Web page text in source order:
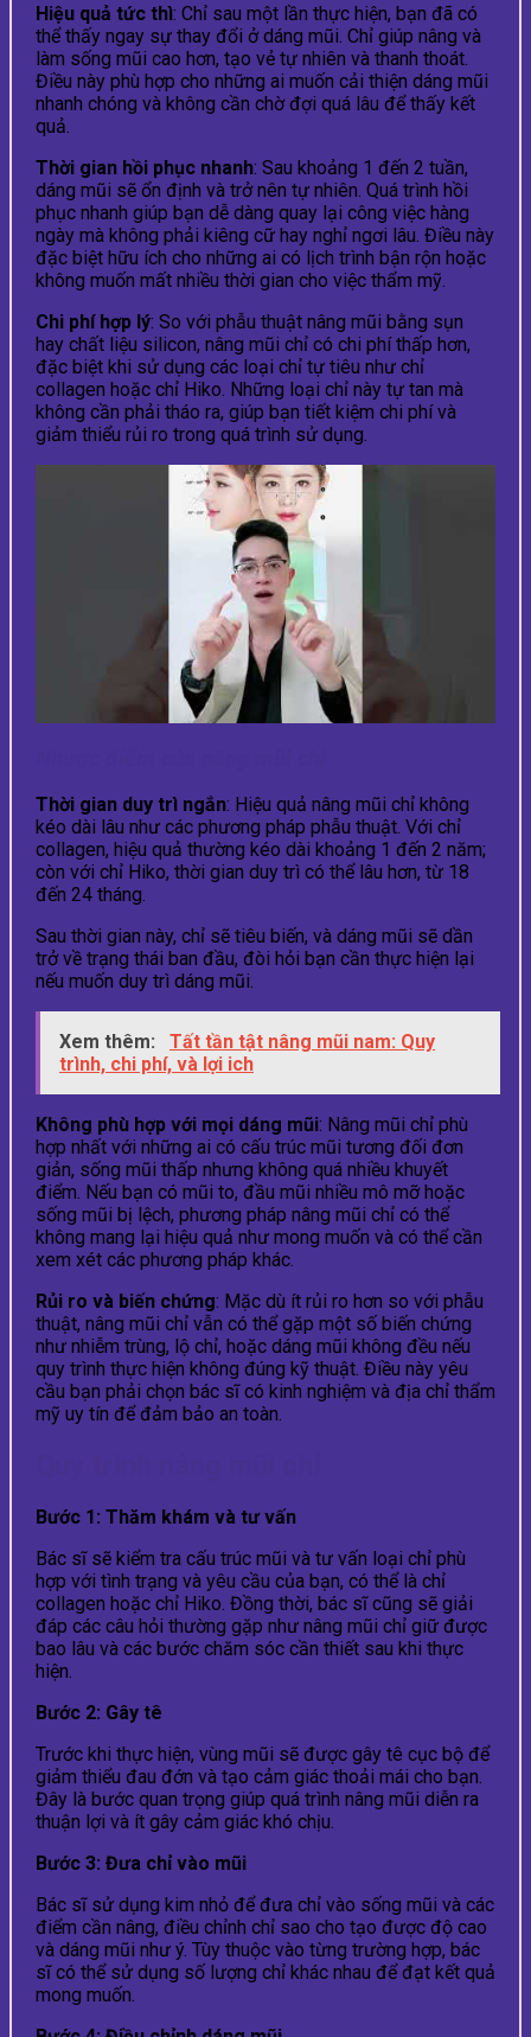
Hiệu quả tức thì: Chỉ sau một lần thực hiện, bạn đã có
thể thấy ngay sự thay đổi ở dáng mũi. Chỉ giúp nâng và
làm sống mũi cao hơn, tạo vẻ tự nhiên và thanh thoát.
Điều này phù hợp cho những ai muốn cải thiện dáng mũi
nhanh chóng và không cần chờ đợi quá lâu để thấy kết
quả.
Thời gian hồi phục nhanh: Sau khoảng 1 đến 2 tuần,
dáng mũi sẽ ổn định và trở nên tự nhiên. Quá trình hồi
phục nhanh giúp bạn dễ dàng quay lại công việc hàng
ngày mà không phải kiêng cữ hay nghỉ ngơi lâu. Điều này
đặc biệt hữu ích cho những ai có lịch trình bận rộn hoặc
không muốn mất nhiều thời gian cho việc thẩm mỹ.
Chi phí hợp lý: So với phẫu thuật nâng mũi bằng sụn
hay chất liệu silicon, nâng mũi chỉ có chi phí thấp hơn,
đặc biệt khi sử dụng các loại chỉ tự tiêu như chỉ
collagen hoặc chỉ Hiko. Những loại chỉ này tự tan mà
không cần phải tháo ra, giúp bạn tiết kiệm chi phí và
giảm thiểu rủi ro trong quá trình sử dụng.
Thời gian duy trì ngắn: Hiệu quả nâng mũi chỉ không
kéo dài lâu như các phương pháp phẫu thuật. Với chỉ
collagen, hiệu quả thường kéo dài khoảng 1 đến 2 năm;
còn với chỉ Hiko, thời gian duy trì có thể lâu hơn, từ 18
đến 24 tháng.
Sau thời gian này, chỉ sẽ tiêu biến, và dáng mũi sẽ dần
trở về trạng thái ban đầu, đòi hỏi bạn cần thực hiện lại
nếu muốn duy trì dáng mũi.
Xem thêm:
Tất tần tật nâng mũi nam: Quy
trình, chi phí, và lợi ich
Không phù hợp với mọi dáng mũi: Nâng mũi chỉ phù
hợp nhất với những ai có cấu trúc mũi tương đối đơn
giản, sống mũi thấp nhưng không quá nhiều khuyết
điểm. Nếu bạn có mũi to, đầu mũi nhiều mô mỡ hoặc
sống mũi bị lệch, phương pháp nâng mũi chỉ có thể
không mang lại hiệu quả như mong muốn và có thể cần
xem xét các phương pháp khác.
Rủi ro và biến chứng: Mặc dù ít rủi ro hơn so với phẫu
thuật, nâng mũi chỉ vẫn có thể gặp một số biến chứng
như nhiễm trùng, lộ chỉ, hoặc dáng mũi không đều nếu
quy trình thực hiện không đúng kỹ thuật. Điều này yêu
cầu bạn phải chọn bác sĩ có kinh nghiệm và địa chỉ thẩm
mỹ uy tín để đảm bảo an toàn.
Bước 1: Thăm khám và tư vấn
Bác sĩ sẽ kiểm tra cấu trúc mũi và tư vấn loại chỉ phù
hợp với tình trạng và yêu cầu của bạn, có thể là chỉ
collagen hoặc chỉ Hiko. Đồng thời, bác sĩ cũng sẽ giải
đáp các câu hỏi thường gặp như nâng mũi chỉ giữ được
bao lâu và các bước chăm sóc cần thiết sau khi thực
hiện.
Bước 2: Gây tê
Trước khi thực hiện, vùng mũi sẽ được gây tê cục bộ để
giảm thiểu đau đớn và tạo cảm giác thoải mái cho bạn.
Đây là bước quan trọng giúp quá trình nâng mũi diễn ra
thuận lợi và ít gây cảm giác khó chịu.
Bước 3: Đưa chỉ vào mũi
Bác sĩ sử dụng kim nhỏ để đưa chỉ vào sống mũi và các
điểm cần nâng, điều chỉnh chỉ sao cho tạo được độ cao
và dáng mũi như ý. Tùy thuộc vào từng trường hợp, bác
sĩ có thể sử dụng số lượng chỉ khác nhau để đạt kết quả
mong muốn.